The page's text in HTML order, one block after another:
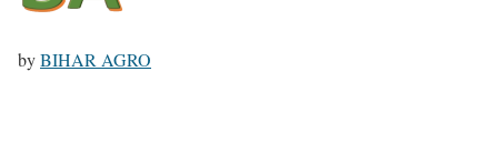
byBIHAR AGRO